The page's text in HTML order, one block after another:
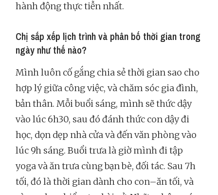
hành động thực tiễn nhất.
Chị sắp xếp lịch trình và phân bố thời gian trong
ngày như thế nào?
Mình luôn cố gắng chia sẻ thời gian sao cho
hợp lý giữa công việc, và chăm sóc gia đình,
bản thân. Mỗi buổi sáng, mình sẽ thức dậy
vào lúc 6h30, sau đó đánh thức con dậy đi
học, dọn dẹp nhà cửa và đến văn phòng vào
lúc 9h sáng. Buổi trưa là giờ mình đi tập
yoga và ăn trưa cùng bạn bè, đối tác. Sau 7h
tối, đó là thời gian dành cho con–ăn tối, và